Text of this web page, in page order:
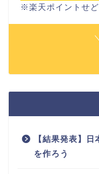
※楽天ポイントせ
【結果発表】
を作ろう